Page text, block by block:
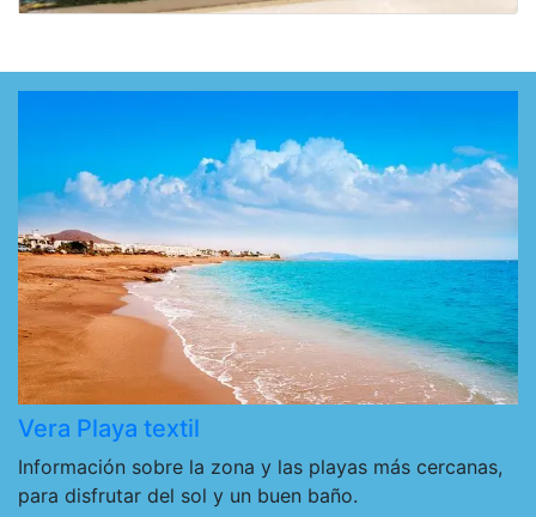
Vera Playa textil
Información sobre la zona y las playas más cercanas,
para disfrutar del sol y un buen baño.